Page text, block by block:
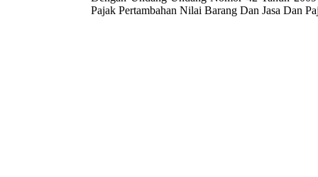
Pajak Pertambahan Nilai Barang Dan Jasa Dan